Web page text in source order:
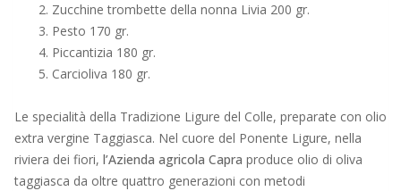
Zucchine trombette della nonna Livia 200 gr.
Pesto 170 gr.
Piccantizia 180 gr.
Carcioliva 180 gr.
Le specialità della Tradizione Ligure del Colle, preparate con olio
extra vergine Taggiasca. Nel cuore del Ponente Ligure, nella
riviera dei fiori, l’Azienda agricola Capra produce olio di oliva
taggiasca da oltre quattro generazioni con metodi